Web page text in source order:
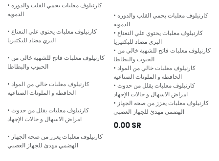
• كارنيلوف معلبات يحمي القلب والدوره
الدمويه
• كارنيلوف معلبات يحتوي علي النعناع
البري مضاد للبكتيريا
• كارنيلوف معلبات فاتح للشهية خالي من
الحبوب والبطاطا
• كارنيلوف معلبات خالي من المواد
الحافظه و الملونات الصناعيه
• كارنيلوف معلبات يقلل من حدوث
امراض الاسهال و حالات الإجهاد
• كارنيلوف معلبات يعزز من صحه الجهاز
الهضمي مهدئ للجهاز العصبي
• كارنيلوف معلبات يحمي القلب والدوره
الدمويه
• كارنيلوف معلبات يحتوي علي النعناع
البري مضاد للبكتيريا
• كارنيلوف معلبات فاتح للشهية خالي من
الحبوب والبطاطا
• كارنيلوف معلبات خالي من المواد
الحافظه و الملونات الصناعيه
• كارنيلوف معلبات يقلل من حدوث
امراض الاسهال و حالات الإجهاد
• كارنيلوف معلبات يعزز من صحه الجهاز
الهضمي مهدئ للجهاز العصبي
0.00SR